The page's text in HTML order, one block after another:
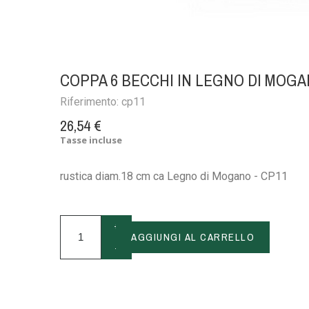
COPPA 6 BECCHI IN LEGNO DI
Riferimento:cp11
26,54 €
Tasse incluse
rustica diam.18 cm ca Legno di Mogano - CP11
+
-
AGGIUNGI AL CARRELLO